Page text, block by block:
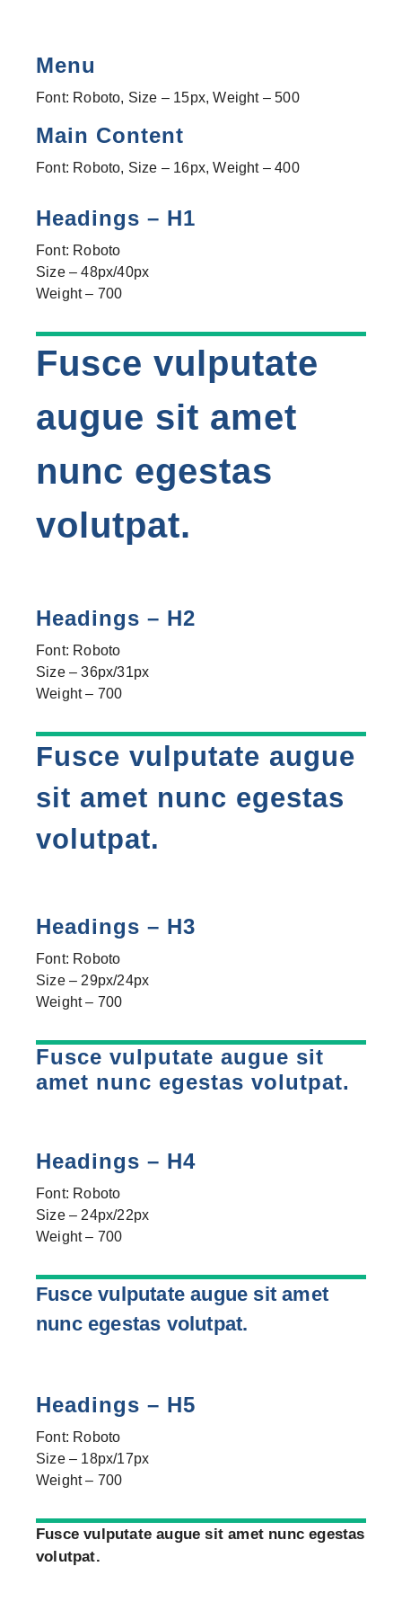
Menu
Font: Roboto, Size – 15px, Weight – 500
Main Content
Font: Roboto, Size – 16px, Weight – 400
Headings – H1
Font: Roboto
Size – 48px/40px
Weight – 700
Fusce vulputate
augue sit amet
nunc egestas
volutpat.
Headings – H2
Font: Roboto
Size – 36px/31px
Weight – 700
Fusce vulputate augue
sit amet nunc egestas
volutpat.
Headings – H3
Font: Roboto
Size – 29px/24px
Weight – 700
Fusce vulputate augue sit
amet nunc egestas volutpat.
Headings – H4
Font: Roboto
Size – 24px/22px
Weight – 700
Fusce vulputate augue sit amet
nunc egestas volutpat.
Headings – H5
Font: Roboto
Size – 18px/17px
Weight – 700
Fusce vulputate augue sit amet nunc egestas
volutpat.